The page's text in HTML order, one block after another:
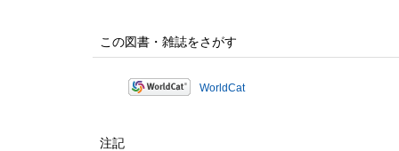
この図書・雑誌をさがす
WorldCat
注記